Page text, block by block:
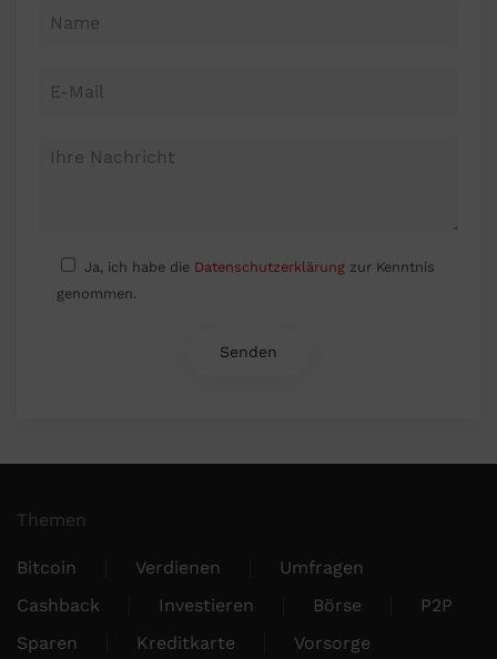
Ja, ich habe die Datenschutzerklärung zur Kenntnis
genommen.
Themen
Bitcoin Verdienen
Umfragen
Cashback
Investieren Börse
P2P
Sparen
Kreditkarte
Vorsorge